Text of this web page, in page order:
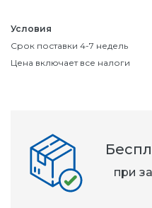
Условия
Срок поставки 4-7 недель
Цена включает все налоги
при